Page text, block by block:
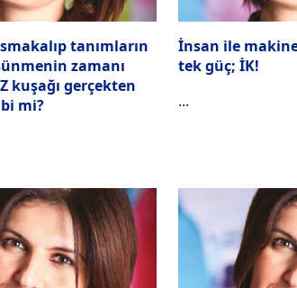
tanımların
zamanı
kuşağı gerçekten
mi?
İnsan ile
tek güç; İK!
...